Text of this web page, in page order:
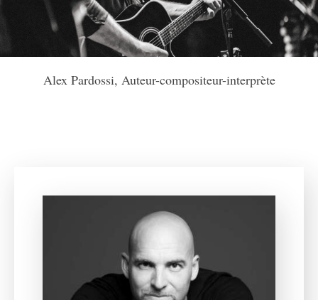
Alex Pardossi, Auteur-compositeur-interprète